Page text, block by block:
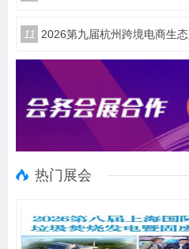
11 2026第九届杭州跨境电商生
热门展会